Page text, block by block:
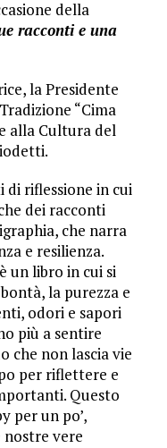
della
racconti e una
la Presidente
“Cima
alla Cultura del
di riflessione in cui
dei racconti
che narra
e resilienza.
un libro in cui si
la purezza e
odori e sapori
più a sentire
che non lascia vie
per riflettere e
Questo
per un po’,
vere